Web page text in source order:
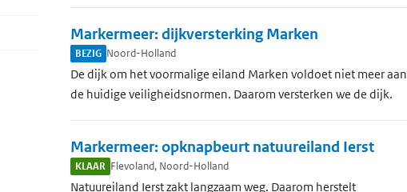
Markermeer: dijkversterking Marken
BEZIG Noord-Holland
De dijk om het voormalige eiland Marken voldoet niet meer aan
de huidige veiligheidsnormen. Daarom versterken we de dijk.
Markermeer: opknapbeurt natuureiland Ierst
KLAAR Flevoland, Noord-Holland
Natuureiland Ierst zakt langzaam weg. Daarom herstelt